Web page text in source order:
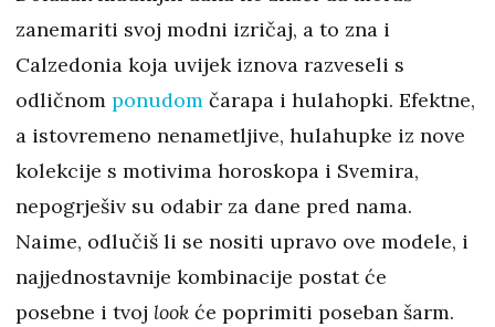
zanemariti svoj modni izričaj, a to zna i
Calzedonia koja uvijek iznova razveseli s
odličnom ponudom čarapa i hulahopki. Efektne,
a istovremeno nenametljive, hulahupke iz nove
kolekcije s motivima horoskopa i Svemira,
nepogrješiv su odabir za dane pred nama.
Naime, odlučiš li se nositi upravo ove modele, i
najjednostavnije kombinacije postat će
posebne i tvoj look će poprimiti poseban šarm.